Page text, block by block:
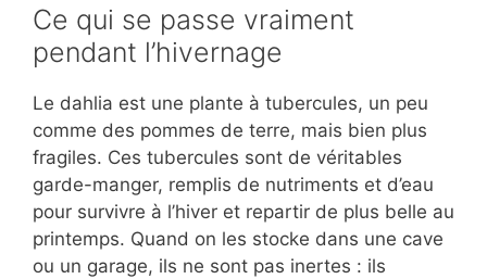
Ce qui se passe vraiment
pendant l’hivernage
Le dahlia est une plante à tubercules, un peu
comme des pommes de terre, mais bien plus
fragiles. Ces tubercules sont de véritables
garde-manger, remplis de nutriments et d’eau
pour survivre à l’hiver et repartir de plus belle au
printemps. Quand on les stocke dans une cave
ou un garage, ils ne sont pas inertes : ils